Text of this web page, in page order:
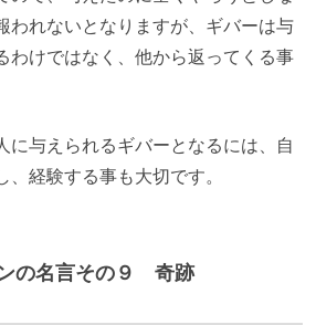
われないとなりますが、ギバーは与
わけではなく、他から返ってくる事
に与えられるギバーとなるには、自
経験する事も大切です。
の名言その９ 奇跡